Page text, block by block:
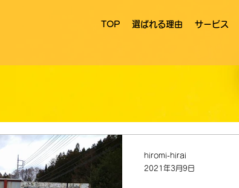
TOP 選ばれる理由 サービス
hiromi-hirai
2021年3月9日